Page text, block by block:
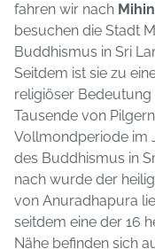
fahren wir nach
besuchen die Stadt
Buddhismus in Sri
Seitdem ist sie zu
religiöser
Tausende von
Vollmondperiode im
des Buddhismus in
nach wurde der
von Anuradhapura
seitdem eine der 16
Nähe befinden sich